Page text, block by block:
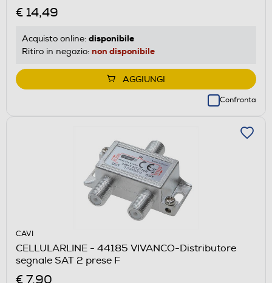
€ 14,49
Acquisto online: disponibile
Ritiro in negozio: non disponibile
AGGIUNGI
Confronta
CAVI
CELLULARLINE - 44185 VIVANCO-Distributore
segnale SAT 2 prese F
€ 7,90